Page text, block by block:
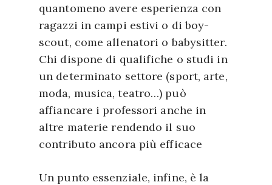
quantomeno avere esperienza con
ragazzi in campi estivi o di boy-
scout, come allenatori o babysitter.
Chi dispone di qualifiche o studi in
un determinato settore (sport, arte,
moda, musica, teatro…) può
affiancare i professori anche in
altre materie rendendo il suo
contributo ancora più efficace
Un punto essenziale, infine, è la